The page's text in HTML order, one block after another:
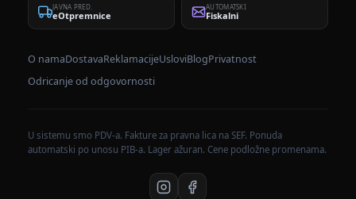
JAVNA PRED.
eOtpremnice
AUTOMATSKI
Fiskalni
O namaDostavaReklamacijeUsloviBlogPrivatnost
Odricanje od odgovornosti
U sistemu smo PDV-a. Fakture za pravna lica na SEF. Ponuda
automatski po unosu PIB-a. Lager ažuran. Cene podložne promenama.